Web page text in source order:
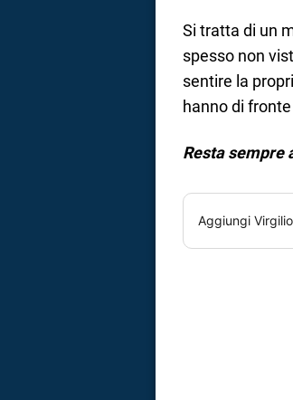
Si tratta di un
spesso non
sentire la
hanno di
Resta sempre
Aggiungi